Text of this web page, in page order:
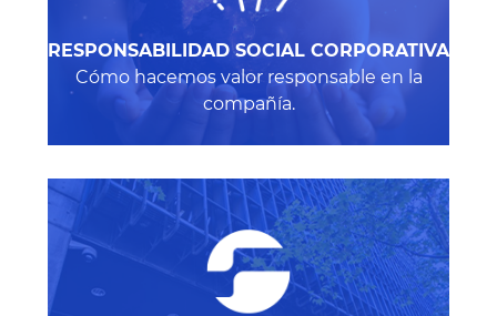
RESPONSABILIDAD SOCIAL CORPORATIVA
Cómo hacemos valor responsable en la
compañía.